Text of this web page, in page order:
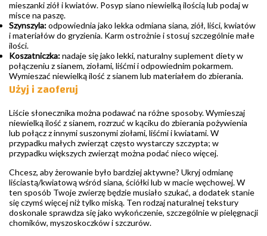
mieszanki ziół i kwiatów. Posyp siano niewielką ilością lub podaj w
misce na paszę.
Szynszyla:odpowiednia jako lekka odmiana siana, ziół, liści, kwiatów
i materiałów do gryzienia. Karm ostrożnie i stosuj szczególnie małe
ilości.
Koszatniczka:nadaje się jako lekki, naturalny suplement diety w
połączeniu z sianem, ziołami, liśćmi i odpowiednim pokarmem.
Wymieszać niewielką ilość z sianem lub materiałem do zbierania.
Użyj i zaoferuj
Liście słonecznika można podawać na różne sposoby. Wymieszaj
niewielką ilość z sianem, rozrzuć w kąciku do zbierania pożywienia
lub połącz z innymi suszonymi ziołami, liśćmi i kwiatami. W
przypadku małych zwierząt często wystarczy szczypta; w
przypadku większych zwierząt można podać nieco więcej.
Chcesz, aby żerowanie było bardziej aktywne? Ukryj odmianę
liściastą/kwiatową wśród siana, ściółki lub w macie węchowej. W
ten sposób Twoje zwierzę będzie musiało szukać, a dodatek stanie
się czymś więcej niż tylko miską. Ten rodzaj naturalnej tekstury
doskonale sprawdza się jako wykończenie, szczególnie w pielęgnacji
chomików, myszoskoczków i szczurów.